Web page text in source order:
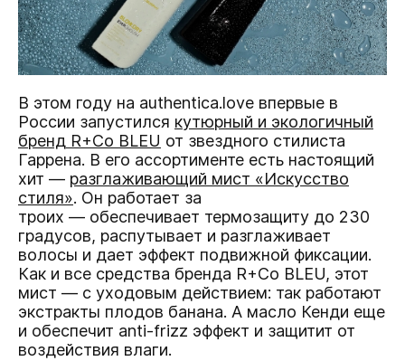
В этом году на authentica.love впервые в
России запустился кутюрный и экологичный
бренд R+Co BLEU от звездного стилиста
Гаррена. В его ассортименте есть настоящий
хит — разглаживающий мист «Искусство
стиля». Он работает за
троих — обеспечивает термозащиту до 230
градусов, распутывает и разглаживает
волосы и дает эффект подвижной фиксации.
Как и все средства бренда R+Co BLEU, этот
мист — с уходовым действием: так работают
экстракты плодов банана. А масло Кенди еще
и обеспечит anti-frizz эффект и защитит от
воздействия влаги.